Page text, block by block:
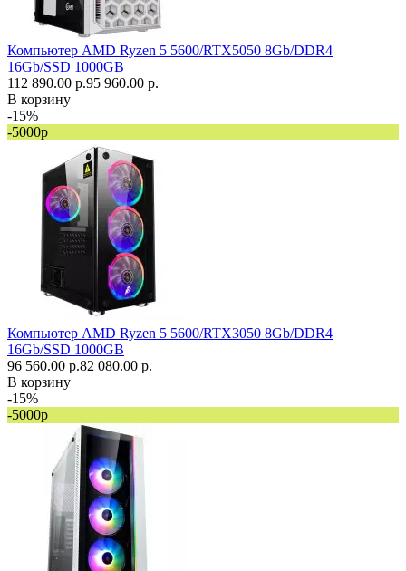
Компьютер AMD Ryzen 5 5600/RTX5050 8Gb/DDR4
16Gb/SSD 1000GB
112 890.00 р.95 960.00 р.
В корзину
-15%
-5000р
Компьютер AMD Ryzen 5 5600/RTX3050 8Gb/DDR4
16Gb/SSD 1000GB
96 560.00 р.82 080.00 р.
В корзину
-15%
-5000р